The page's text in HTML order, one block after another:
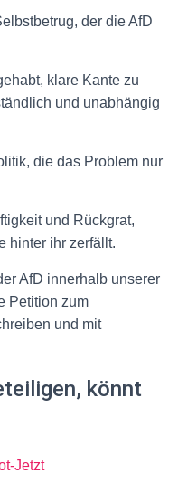
der die AfD
klare Kante zu
und unabhängig
die das Problem nur
und Rückgrat,
hinter ihr zerfällt.
AfD innerhalb unserer
Petition zum
und mit
könnt
Jetzt